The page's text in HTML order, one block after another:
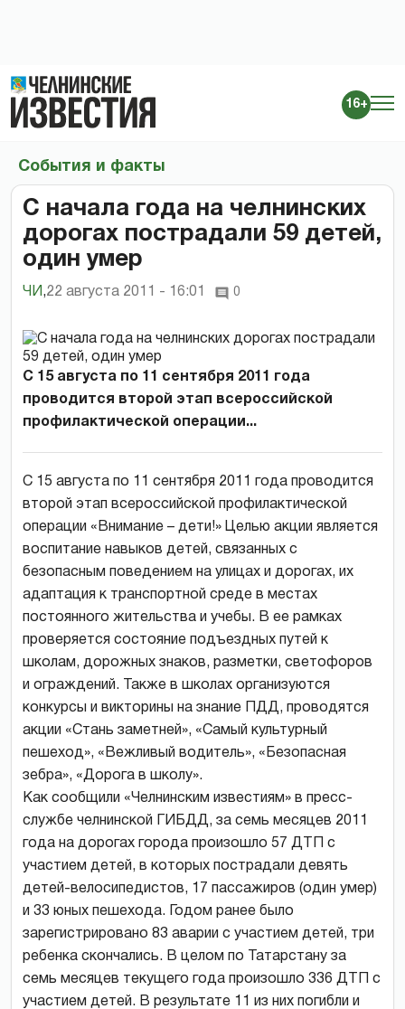
16+
События и факты
С начала года на челнинских
дорогах пострадали 59 детей,
один умер
ЧИ ,22 августа 2011 - 16:01 0
С 15 августа по 11 сентября 2011 года
проводится второй этап всероссийской
профилактической операции...
С 15 августа по 11 сентября 2011 года проводится
второй этап всероссийской профилактической
операции «Внимание – дети!» Целью акции является
воспитание навыков детей, связанных с
безопасным поведением на улицах и дорогах, их
адаптация к транспортной среде в местах
постоянного жительства и учебы. В ее рамках
проверяется состояние подъездных путей к
школам, дорожных знаков, разметки, светофоров
и ограждений. Также в школах организуются
конкурсы и викторины на знание ПДД, проводятся
акции «Стань заметней», «Самый культурный
пешеход», «Вежливый водитель», «Безопасная
зебра», «Дорога в школу».
Как сообщили «Челнинским известиям» в пресс-
службе челнинской ГИБДД, за семь месяцев 2011
года на дорогах города произошло 57 ДТП с
участием детей, в которых пострадали девять
детей-велосипедистов, 17 пассажиров (один умер)
и 33 юных пешехода. Годом ранее было
зарегистрировано 83 аварии с участием детей, три
ребенка скончались. В целом по Татарстану за
семь месяцев текущего года произошло 336 ДТП с
участием детей. В результате 11 из них погибли и